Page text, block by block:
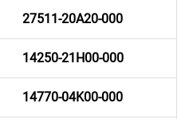
27511-20A20-000
14250-21H00-000
14770-04K00-000